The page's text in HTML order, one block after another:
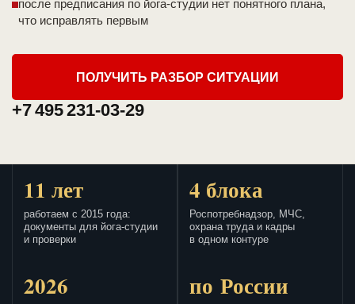
после предписания по йога-студии нет понятного плана,
что исправлять первым
ПОЛУЧИТЬ РАЗБОР СИТУАЦИИ
+7 495 231-03-29
11 лет
работаем с 2015 года:
документы для йога-студии
и проверки
4 блока
Роспотребнадзор, МЧС,
охрана труда и кадры
в одном контуре
2026 по России